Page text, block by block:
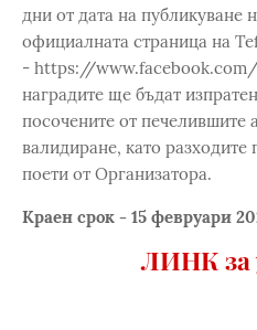
дни от дата на публикуване
официалната страница на
- https://www.facebook.com/
наградите ще бъдат
посочените от печелившите
валидиране, като разходите
поети от Организатора.
Краен срок - 15 февруари
ЛИНК за